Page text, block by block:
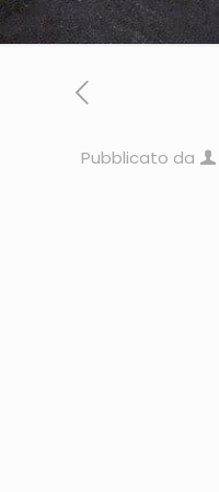
Pubblicato da